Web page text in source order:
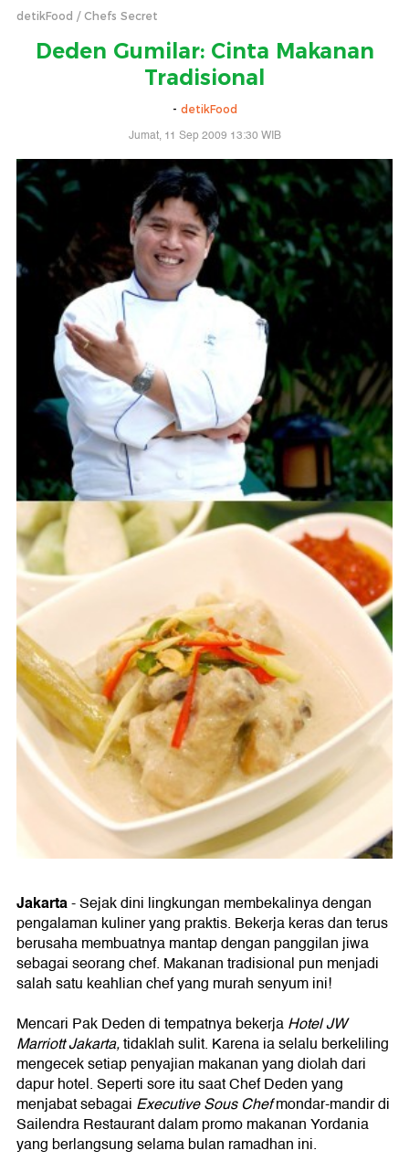
detikFood Chefs Secret
Deden Gumilar: Cinta Makanan
Tradisional
- detikFood
Jumat, 11 Sep 2009 13:30 WIB
Jakarta- Sejak dini lingkungan membekalinya dengan
pengalaman kuliner yang praktis. Bekerja keras dan terus
berusaha membuatnya mantap dengan panggilan jiwa
sebagai seorang chef. Makanan tradisional pun menjadi
salah satu keahlian chef yang murah senyum ini!
Mencari Pak Deden di tempatnya bekerjaHotel JW
Marriott Jakarta,tidaklah sulit. Karena ia selalu berkeliling
mengecek setiap penyajian makanan yang diolah dari
dapur hotel. Seperti sore itu saat Chef Deden yang
menjabat sebagai Executive Sous Chefmondar-mandir di
Sailendra Restaurant dalam promo makanan Yordania
yang berlangsung selama bulan ramadhan ini.